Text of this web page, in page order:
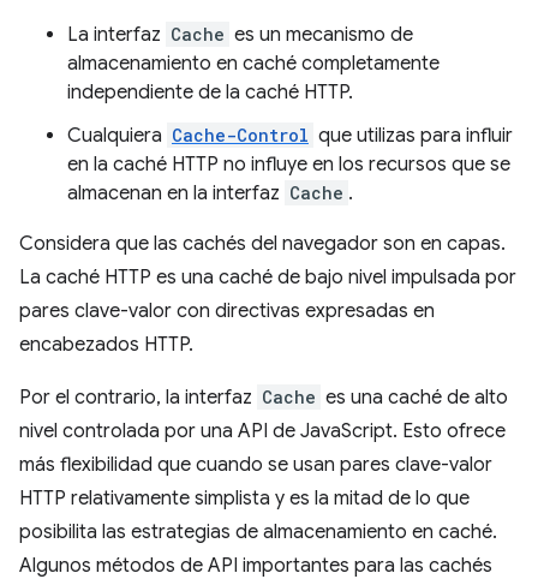
La interfaz Cache es un mecanismo de
almacenamiento en caché completamente
independiente de la caché HTTP.
Cualquiera Cache-Control que utilizas para influir
en la caché HTTP no influye en los recursos que se
almacenan en la interfaz Cache .
Considera que las cachés del navegador son en capas.
La caché HTTP es una caché de bajo nivel impulsada por
pares clave-valor con directivas expresadas en
encabezados HTTP.
Por el contrario, la interfaz Cache es una caché de alto
nivel controlada por una API de JavaScript. Esto ofrece
más flexibilidad que cuando se usan pares clave-valor
HTTP relativamente simplista y es la mitad de lo que
posibilita las estrategias de almacenamiento en caché.
Algunos métodos de API importantes para las cachés